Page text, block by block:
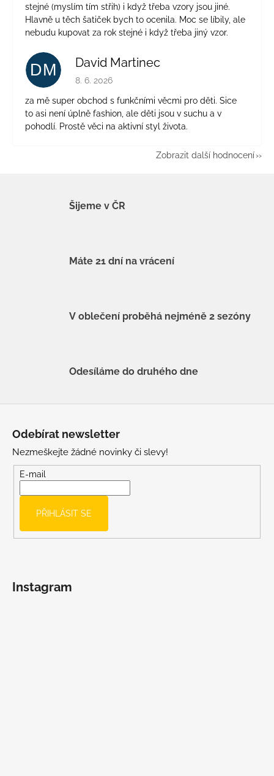
stejné (myslím tím střih) i když třeba vzory jsou jiné.
Hlavně u těch šatiček bych to ocenila. Moc se líbily, ale
nebudu kupovat za rok stejné i když třeba jiný vzor.
DM David Martinec
Hodnocení obchodu je 5 z 5 hvězdiček.
8. 6. 2026
za mě super obchod s funkčními věcmi pro děti. Sice
to asi není úplně fashion, ale děti jsou v suchu a v
pohodlí. Prostě věci na aktivní styl života.
Zobrazit další hodnocení
Šijeme v ČR
Máte 21 dní na vrácení
V oblečení proběhá nejméně 2 sezóny
Odesíláme do druhého dne
Odebírat newsletter
Nezmeškejte žádné novinky či slevy!
E-mail
PŘIHLÁSIT SE
Instagram